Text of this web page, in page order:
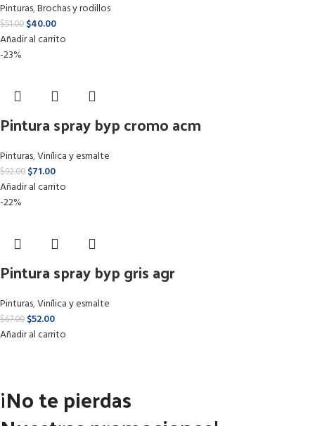
Pinturas,Brochas y rodillos
$51.00 $40.00
Añadir al carrito
-23%
Pintura spray byp cromo acm
Pinturas,Vinílica y esmalte
$92.00 $71.00
Añadir al carrito
-22%
Pintura spray byp gris agr
Pinturas,Vinílica y esmalte
$67.00 $52.00
Añadir al carrito
¡No te pierdas